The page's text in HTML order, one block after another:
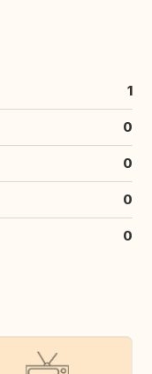
1
0
0
0
0